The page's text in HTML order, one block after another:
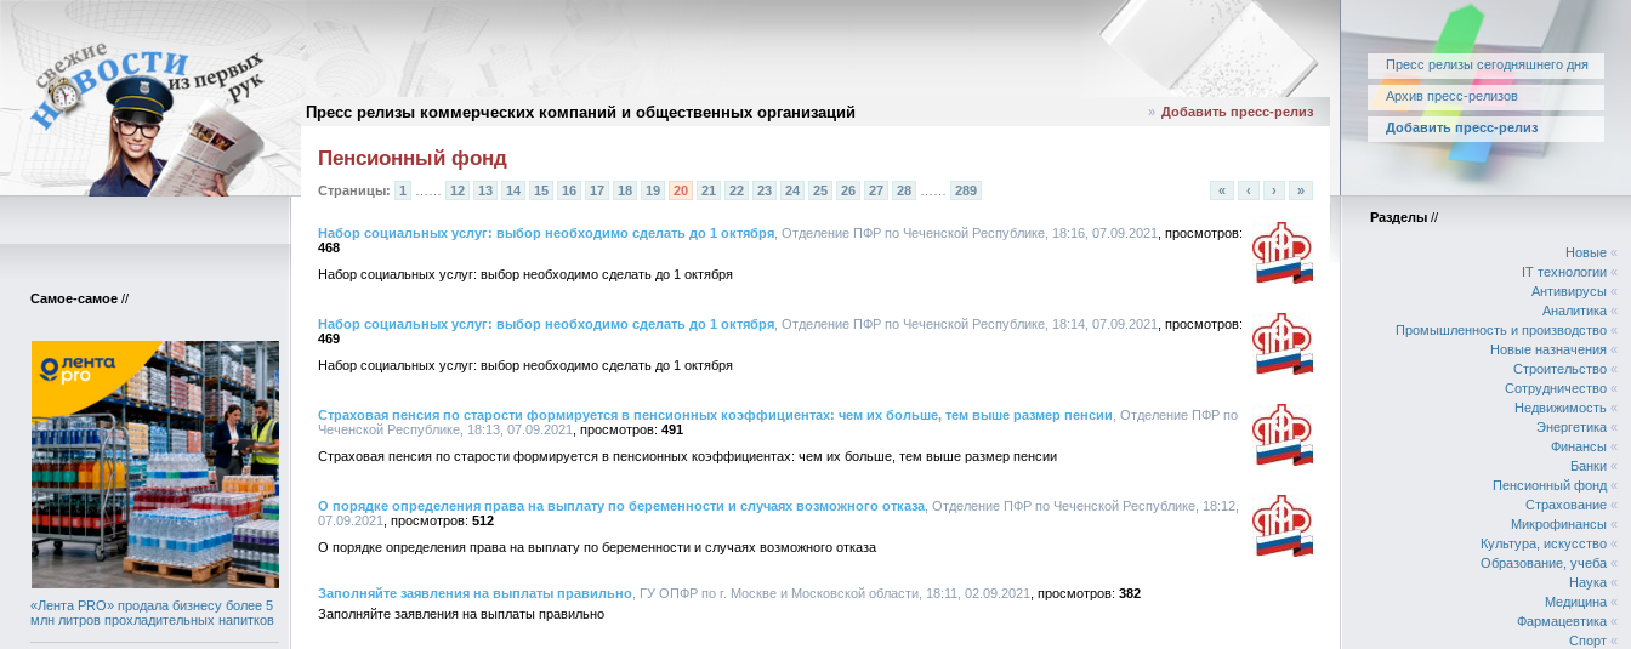
Пресс релизы коммерческих компаний и общественных организаций
Пресс релизы сегодняшнего дня
Архив пресс-релизов
Добавить пресс-релиз
Самое-самое //
«Лента PRO» продала бизнесу более 5
млн литров прохладительных напитков
Архив пресс-релизов// » Добавить пресс-релиз
Пенсионный фонд
Страницы: 1 12 13 14 15 16 17 18 19 20 21 22 23 24 25 26 27 28 289 « ‹ › »
Набор социальных услуг: выбор необходимо сделать до 1 октября , Отделение ПФР по Чеченской Республике, 18:16, 07.09.2021
468
Набор социальных услуг: выбор необходимо сделать до 1 октября
Набор социальных услуг: выбор необходимо сделать до 1 октября , Отделение ПФР по Чеченской Республике, 18:14, 07.09.2021
469
Набор социальных услуг: выбор необходимо сделать до 1 октября
Страховая пенсия по старости формируется в пенсионных коэффициентах: чем их больше, тем выше размер пенсии , Отделение ПФР по
Чеченской Республике, 18:13, 07.09.2021
491
Страховая пенсия по старости формируется в пенсионных коэффициентах: чем их больше, тем выше размер пенсии
О порядке определения права на выплату по беременности и случаях возможного отказа , Отделение ПФР по Чеченской Республике, 18:12,
07.09.2021
512
О порядке определения права на выплату по беременности и случаях возможного отказа
Заполняйте заявления на выплаты правильно , ГУ ОПФР по г. Москве и Московской области, 18:11, 02.09.2021
382
Заполняйте заявления на выплаты правильно
Разделы //
Новые «
IT технологии «
Антивирусы «
Аналитика «
Промышленность и производство «
Новые назначения «
Строительство «
Сотрудничество «
Недвижимость «
Энергетика «
Финансы «
Банки «
Пенсионный фонд «
Страхование «
Микрофинансы «
Культура, искусство «
Образование, учеба «
Наука «
Медицина «
Фармацевтика «
Спорт «